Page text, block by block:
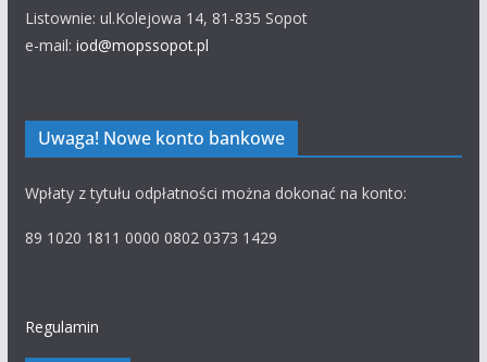
Listownie: ul.Kolejowa 14, 81-835 Sopot
e-mail: iod@mopssopot.pl
Uwaga! Nowe konto bankowe
Wpłaty z tytułu odpłatności można dokonać na konto:
89 1020 1811 0000 0802 0373 1429
Regulamin